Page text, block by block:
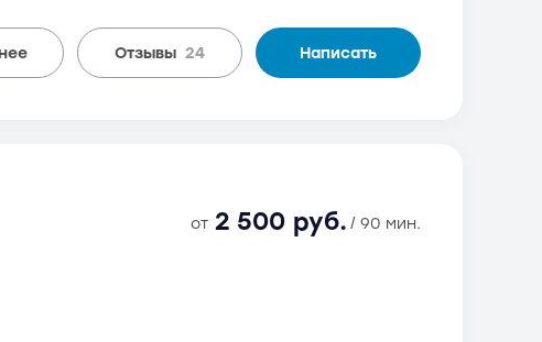
Отзывы 24 Написать
от 2 500 руб. / 90 мин.